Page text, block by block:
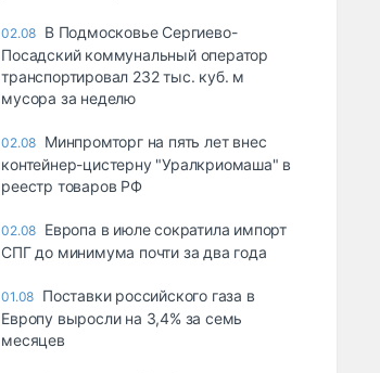
02.08 В Подмосковье Сергиево-
Посадский коммунальный оператор
транспортировал 232 тыс. куб. м
мусора за неделю
02.08 Минпромторг на пять лет внес
контейнер-цистерну "Уралкриомаша" в
реестр товаров РФ
02.08 Европа в июле сократила импорт
СПГ до минимума почти за два года
01.08 Поставки российского газа в
Европу выросли на 3,4% за семь
месяцев